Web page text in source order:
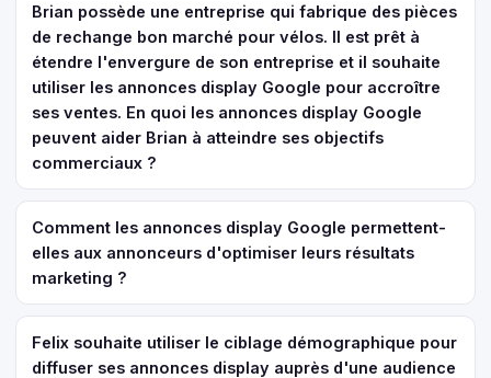
Brian possède une entreprise qui fabrique des pièces
de rechange bon marché pour vélos. Il est prêt à
étendre l'envergure de son entreprise et il souhaite
utiliser les annonces display Google pour accroître
ses ventes. En quoi les annonces display Google
peuvent aider Brian à atteindre ses objectifs
commerciaux ?
Comment les annonces display Google permettent-
elles aux annonceurs d'optimiser leurs résultats
marketing ?
Felix souhaite utiliser le ciblage démographique pour
diffuser ses annonces display auprès d'une audience